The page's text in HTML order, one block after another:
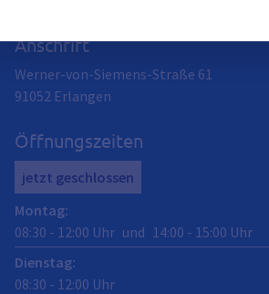
Anschrift
Werner-von-Siemens-Straße 61
91052 Erlangen
Öffnungszeiten
jetzt geschlossen
Montag:
08:30 - 12:00 Uhr und 14:00 - 15:00 Uhr
Dienstag:
08:30 - 12:00 Uhr